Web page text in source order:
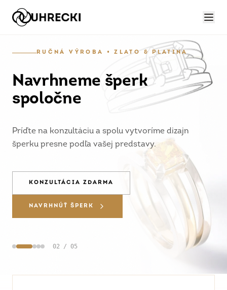
RUČNÁ VÝROBA • ZLATO & PLATINA
Navrhneme šperk
spoločne
Príďte na konzultáciu a spolu vytvoríme dizajn
šperku presne podľa vašej predstavy.
KONZULTÁCIA ZDARMA
NAVRHNÚŤ ŠPERK
02 / 05